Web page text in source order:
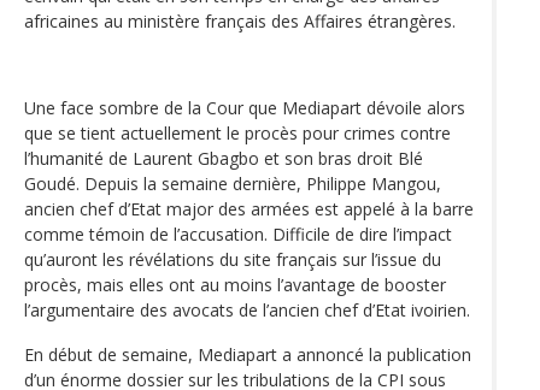
africaines au ministère français des Affaires étrangères.
Une face sombre de la Cour que Mediapart dévoile alors
que se tient actuellement le procès pour crimes contre
l’humanité de Laurent Gbagbo et son bras droit Blé
Goudé. Depuis la semaine dernière, Philippe Mangou,
ancien chef d’Etat major des armées est appelé à la barre
comme témoin de l’accusation. Difficile de dire l’impact
qu’auront les révélations du site français sur l’issue du
procès, mais elles ont au moins l’avantage de booster
l’argumentaire des avocats de l’ancien chef d’Etat ivoirien.
En début de semaine, Mediapart a annoncé la publication
d’un énorme dossier sur les tribulations de la CPI sous